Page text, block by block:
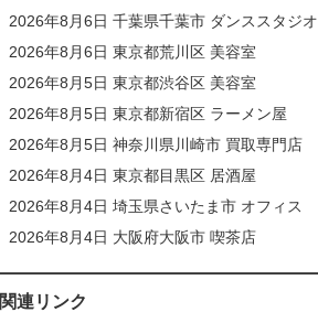
2026年8月6日 千葉県千葉市 ダンススタジオ
2026年8月6日 東京都荒川区 美容室
2026年8月5日 東京都渋谷区 美容室
2026年8月5日 東京都新宿区 ラーメン屋
2026年8月5日 神奈川県川崎市 買取専門店
2026年8月4日 東京都目黒区 居酒屋
2026年8月4日 埼玉県さいたま市 オフィス
2026年8月4日 大阪府大阪市 喫茶店
関連リンク